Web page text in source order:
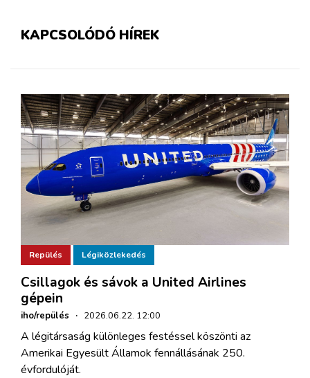
KAPCSOLÓDÓ HÍREK
Repülés Légiközlekedés
Csillagok és sávok a United Airlines
gépein
iho/repülés · 2026.06.22. 12:00
A légitársaság különleges festéssel köszönti az
Amerikai Egyesült Államok fennállásának 250.
évfordulóját.